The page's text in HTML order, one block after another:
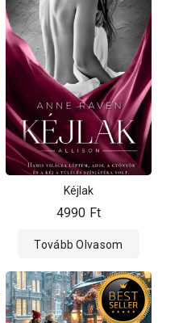
Kéjlak
4990 Ft
Tovább Olvasom